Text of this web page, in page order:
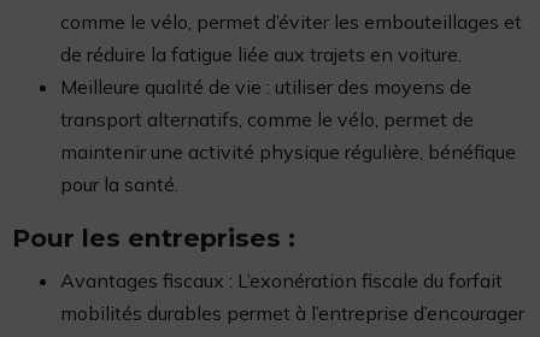
comme le vélo, permet d’éviter les embouteillages et
de réduire la fatigue liée aux trajets en voiture.
Meilleure qualité de vie : utiliser des moyens de
transport alternatifs, comme le vélo, permet de
maintenir une activité physique régulière, bénéfique
pour la santé.
Pour les entreprises :
Avantages fiscaux : L’exonération fiscale du forfait
mobilités durables permet à l’entreprise d’encourager